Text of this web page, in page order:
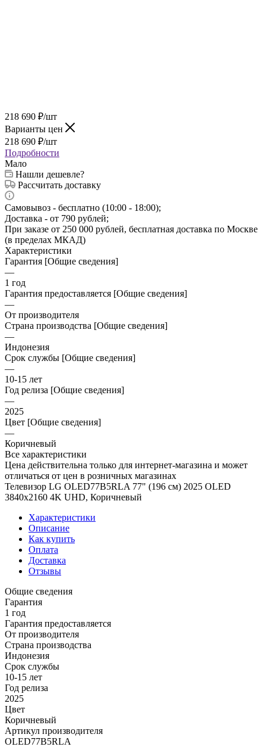
218 690 ₽/шт
Варианты цен
218 690 ₽/шт
Подробности
Мало
Нашли дешевле?
Рассчитать доставку
Самовывоз - бесплатно (10:00 - 18:00);
Доставка - от 790 рублей;
При заказе от 250 000 рублей, бесплатная доставка по Москве
(в пределах МКАД)
Характеристики
Гарантия [Общие сведения]
—
1 год
Гарантия предоставляется [Общие сведения]
—
От производителя
Страна производства [Общие сведения]
—
Индонезия
Срок службы [Общие сведения]
—
10-15 лет
Год релиза [Общие сведения]
—
2025
Цвет [Общие сведения]
—
Коричневый
Все характеристики
Цена действительна только для интернет-магазина и может
отличаться от цен в розничных магазинах
Телевизор LG OLED77B5RLA 77" (196 см) 2025 OLED
3840x2160 4K UHD, Коричневый
Характеристики
Описание
Как купить
Оплата
Доставка
Отзывы
Общие сведения
Гарантия
1 год
Гарантия предоставляется
От производителя
Страна производства
Индонезия
Срок службы
10-15 лет
Год релиза
2025
Цвет
Коричневый
Артикул производителя
OLED77B5RLA